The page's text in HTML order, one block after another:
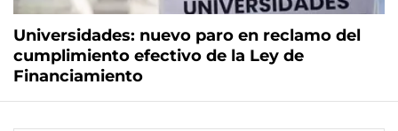
Universidades: nuevo paro en reclamo del
cumplimiento efectivo de la Ley de
Financiamiento